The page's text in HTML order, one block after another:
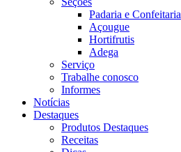
Padaria e Confeitaria
Açougue
Hortifrutis
Adega
Serviço
Trabalhe conosco
Informes
Notícias
Destaques
Produtos Destaques
Receitas